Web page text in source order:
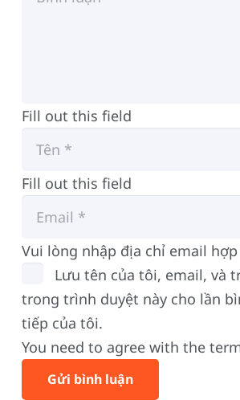
Fill out this field
Fill out this field
Vui lòng nhập địa chỉ email hợp
Lưu tên của tôi, email, và
trong trình duyệt này cho lần
tiếp của tôi.
You need to agree with the
Gửi bình luận